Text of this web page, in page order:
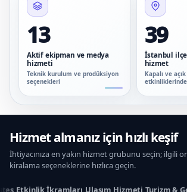
13
Aktif ekipman ve medya
hizmeti
Teknik kurulum ve prodüksiyon
seçenekleri
39
İstanbul
hizmet
Kapalı ve
etkinliklerinde
Hizmet almanız için hızlı keşif
İhtiyacınıza en yakın hizmet grubunu seçin; ilgili
kiralama seçeneklerine hızlıca geçin.
Etkinlik İkramları Ulaşım Hizmeti Turizm &